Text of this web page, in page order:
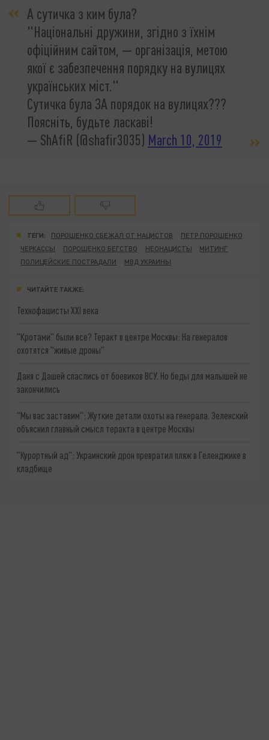
А сутичка з ким була?
"Національні дружини, згідно з їхнім
офіційним сайтом, — організація, метою
якої є забезпечення порядку на вулицях
українських міст."
Сутичка була ЗА порядок на вулицях???
Поясніть, будьте ласкаві!
— ShAfiR (@shafir3035) March 10, 2019
ТЕГИ: ПОРОШЕНКО СБЕЖАЛ ОТ НАЦИСТОВ
ПЕТР ПОРОШЕНКО
ЧЕРКАССЫ
ПОРОШЕНКО БЕГСТВО НЕОНАЦИСТЫ
МИТИНГ
ПОЛИЦЕЙСКИЕ ПОСТРАДАЛИ
МВД УКРАИНЫ
ЧИТАЙТЕ ТАКЖЕ:
Технофашисты XXI века
"Кротами" были все? Теракт в центре Москвы: На генералов
охотятся "живые дроны"
Даня с Дашей спаслись от боевиков ВСУ. Но беды для малышей не
закончились
"Мы вас заставим": Жуткие детали охоты на генерала. Зеленский
объяснил главный смысл теракта в центре Москвы
"Курортный ад": Украинский дрон превратил пляж в Геленджике в
кладбище